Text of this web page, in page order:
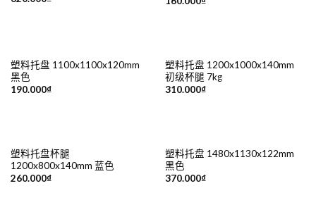
塑料托盘 1100x1100x120mm
黑色
190.000₫
塑料托盘 1200x1000x140mm
初级杯腿 7kg
310.000₫
塑料托盘杯腿
1200x800x140mm 蓝色
260.000₫
塑料托盘 1480x1130x122mm
黑色
370.000₫